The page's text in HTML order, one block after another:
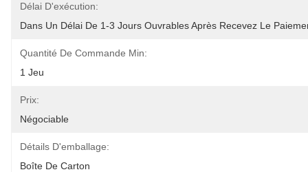
Délai D'exécution:
Dans Un Délai De 1-3 Jours Ouvrables Après Recevez Le
Quantité De Commande Min:
1 Jeu
Prix:
Négociable
Détails D'emballage:
Boîte De Carton